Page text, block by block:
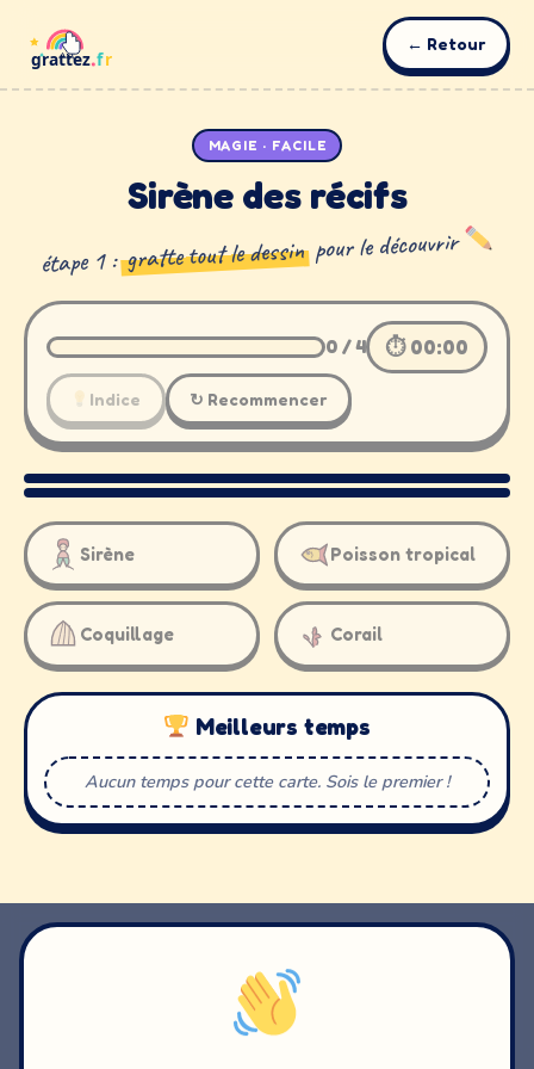
← Retour
MAGIE · FACILE
Sirène des récifs
étape 1 :gratte tout le dessinpour le découvrir
0/4 ⏱ 00:00
Indice ↻ Recommencer
gratte pour découvrir le dessin !
Sirène Poisson tropical
Coquillage Corail
Meilleurs temps
Aucun temps pour cette carte. Sois le premier !